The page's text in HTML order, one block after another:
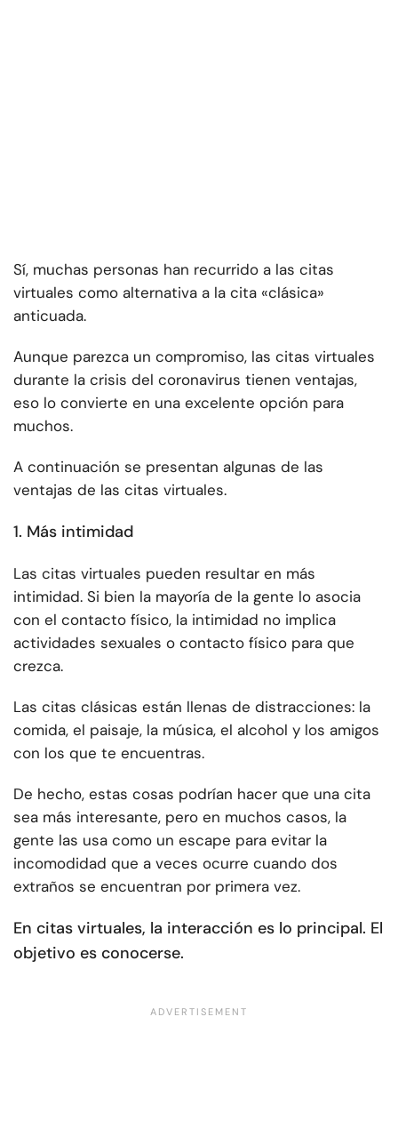
Sí, muchas personas han recurrido a las citas
virtuales como alternativa a la cita «clásica»
anticuada.
Aunque parezca un compromiso, las citas virtuales
durante la crisis del coronavirus tienen ventajas,
eso lo convierte en una excelente opción para
muchos.
A continuación se presentan algunas de las
ventajas de las citas virtuales.
1. Más intimidad
Las citas virtuales pueden resultar en más
intimidad. Si bien la mayoría de la gente lo asocia
con el contacto físico, la intimidad no implica
actividades sexuales o contacto físico para que
crezca.
Las citas clásicas están llenas de distracciones: la
comida, el paisaje, la música, el alcohol y los amigos
con los que te encuentras.
De hecho, estas cosas podrían hacer que una cita
sea más interesante, pero en muchos casos, la
gente las usa como un escape para evitar la
incomodidad que a veces ocurre cuando dos
extraños se encuentran por primera vez.
En citas virtuales, la interacción es lo principal. El
objetivo es conocerse.